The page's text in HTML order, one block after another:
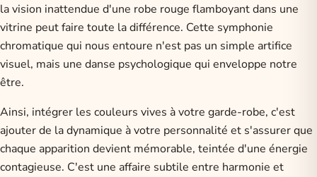
la vision inattendue d'une robe rouge flamboyant dans une
vitrine peut faire toute la différence. Cette symphonie
chromatique qui nous entoure n'est pas un simple artifice
visuel, mais une danse psychologique qui enveloppe notre
être.
Ainsi, intégrer les couleurs vives à votre garde-robe, c'est
ajouter de la dynamique à votre personnalité et s'assurer que
chaque apparition devient mémorable, teintée d'une énergie
contagieuse. C'est une affaire subtile entre harmonie et